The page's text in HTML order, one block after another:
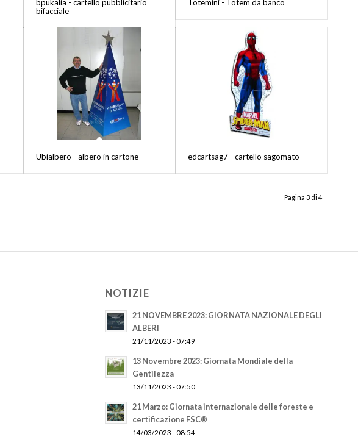
bpukalia - cartello pubblicitario
bifacciale
Totemini - Totem da banco
Ubialbero - albero in cartone edcartsag7 - cartello sagomato
Pagina 3 di 4
NOTIZIE
21 NOVEMBRE 2023: GIORNATA NAZIONALE DEGLI
ALBERI
21/11/2023 - 07:49
13 Novembre 2023: Giornata Mondiale della
Gentilezza
13/11/2023 - 07:50
21 Marzo: Giornata internazionale delle foreste e
certificazione FSC®
14/03/2023 - 08:54